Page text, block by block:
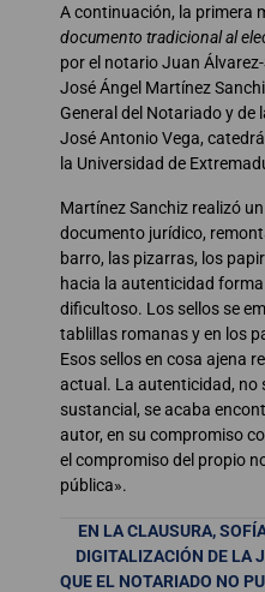
A continuación, la primera
documento tradicional al
por el notario Juan
José Ángel Martínez
General del Notariado y de
José Antonio Vega,
la Universidad de
Martínez Sanchiz realizó
documento jurídico,
barro, las pizarras, los
hacia la autenticidad
dificultoso. Los sellos se
tablillas romanas y en los
Esos sellos en cosa ajena
actual. La autenticidad, no
sustancial, se acaba
autor, en su compromiso
el compromiso del propio
pública».
EN LA CLAUSURA,
DIGITALIZACIÓN DE LA
QUE EL NOTARIADO NO